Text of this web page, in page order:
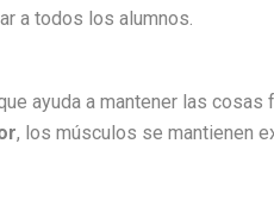
a todos los alumnos.
ayuda a mantener las cosas
, los músculos se mantienen